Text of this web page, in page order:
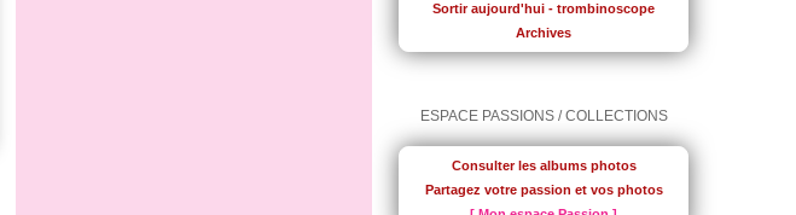
Sortir aujourd'hui - trombinoscope
Archives
ESPACE PASSIONS / COLLECTIONS
Consulter les albums photos
Partagez votre passion et vos photos